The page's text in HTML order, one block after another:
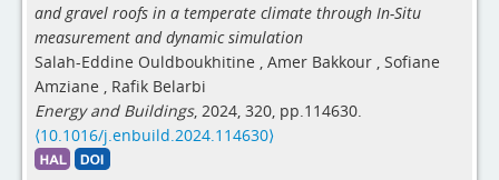
and gravel roofs in a temperate climate through In-Situ
measurement and dynamic simulation
Salah-Eddine Ouldboukhitine , Amer Bakkour , Sofiane
Amziane , Rafik Belarbi
Energy and Buildings, 2024, 320, pp.114630.
⟨10.1016/j.enbuild.2024.114630⟩